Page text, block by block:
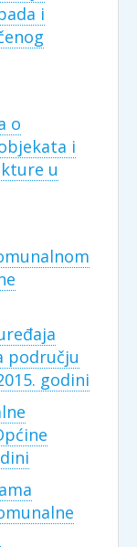
i
o
i
u
području
godini